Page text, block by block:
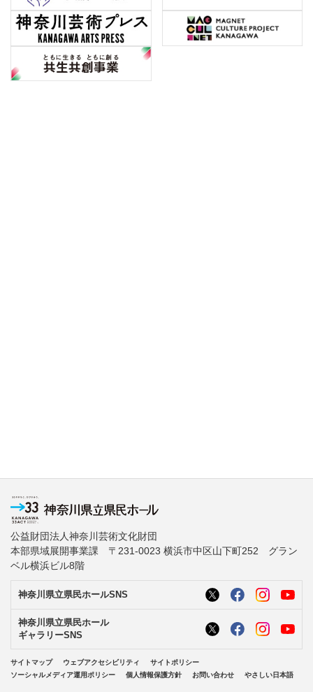
公益財団法人神奈川芸術文化財団
本部県域展開事業課 〒231-0023 横浜市中区山下町252 グラン
ベル横浜ビル8階
神奈川県立県民ホールSNS
神奈川県立県民ホール
ギャラリーSNS
サイトマップ ウェブアクセシビリティ
サイトポリシー
ソーシャルメディア運用ポリシー
個人情報保護方針 お問い合わせ やさしい日本語